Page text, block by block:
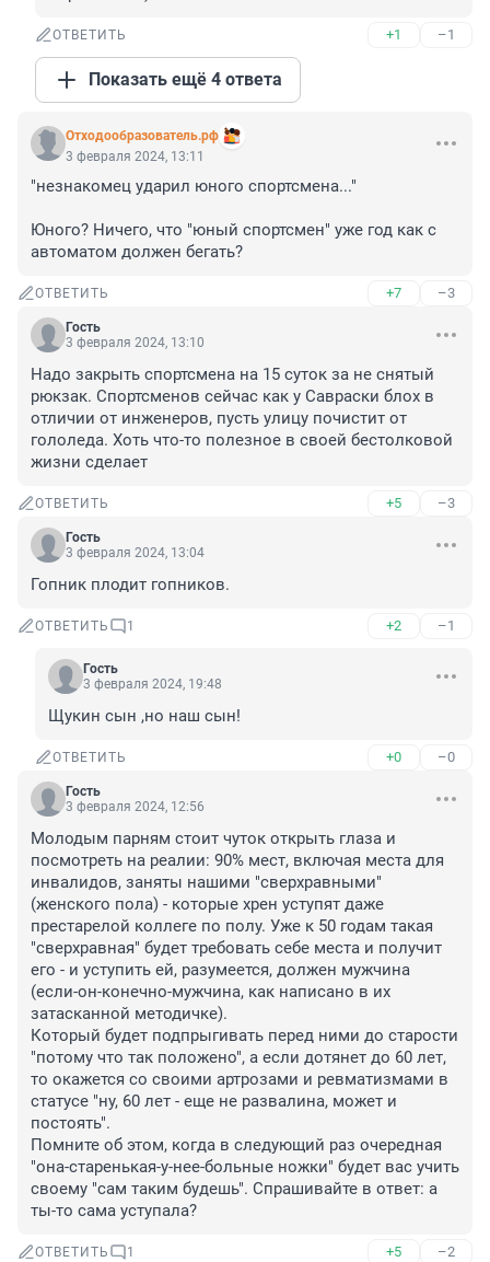
ОТВЕТИТЬ +1 –1
Показать ещё 4 ответа
Отходообразователь.рф
3 февраля 2024, 13:11
"незнакомец ударил юного спортсмена..."
Юного? Ничего, что "юный спортсмен" уже год как с
автоматом должен бегать?
ОТВЕТИТЬ +7 –3
Гость
3 февраля 2024, 13:10
Надо закрыть спортсмена на 15 суток за не снятый
рюкзак. Спортсменов сейчас как у Савраски блох в
отличии от инженеров, пусть улицу почистит от
гололеда. Хоть что-то полезное в своей бестолковой
жизни сделает
ОТВЕТИТЬ +5 –3
Гость
3 февраля 2024, 13:04
Гопник плодит гопников.
ОТВЕТИТЬ 1 +2 –1
Гость
3 февраля 2024, 19:48
Щукин сын ,но наш сын!
ОТВЕТИТЬ +0 –0
Гость
3 февраля 2024, 12:56
Молодым парням стоит чуток открыть глаза и
посмотреть на реалии: 90% мест, включая места для
инвалидов, заняты нашими "сверхравными"
(женского пола) - которые хрен уступят даже
престарелой коллеге по полу. Уже к 50 годам такая
"сверхравная" будет требовать себе места и получит
его - и уступить ей, разумеется, должен мужчина
(если-он-конечно-мужчина, как написано в их
затасканной методичке).
Который будет подпрыгивать перед ними до старости
"потому что так положено", а если дотянет до 60 лет,
то окажется со своими артрозами и ревматизмами в
статусе "ну, 60 лет - еще не развалина, может и
постоять".
Помните об этом, когда в следующий раз очередная
"она-старенькая-у-нее-больные ножки" будет вас учить
своему "сам таким будешь". Спрашивайте в ответ: а
ты-то сама уступала?
ОТВЕТИТЬ 1 +5 –2